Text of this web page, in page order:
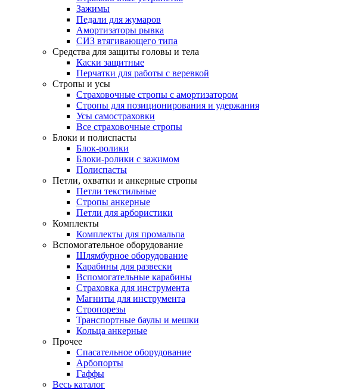
Зажимы
Педали для жумаров
Амортизаторы рывка
СИЗ втягивающего типа
Средства для защиты головы и тела
Каски защитные
Перчатки для работы с веревкой
Стропы и усы
Страховочные стропы с амортизатором
Стропы для позиционирования и удержания
Усы самостраховки
Все страховочные стропы
Блоки и полиспасты
Блок-ролики
Блоки-ролики с зажимом
Полиспасты
Петли, охватки и анкерные стропы
Петли текстильные
Стропы анкерные
Петли для арбористики
Комплекты
Комплекты для промальпа
Вспомогательное оборудование
Шлямбурное оборудование
Карабины для развески
Вспомогательные карабины
Страховка для инструмента
Магниты для инструмента
Стропорезы
Транспортные баулы и мешки
Кольца анкерные
Прочее
Спасательное оборудование
Арбопорты
Гаффы
Весь каталог